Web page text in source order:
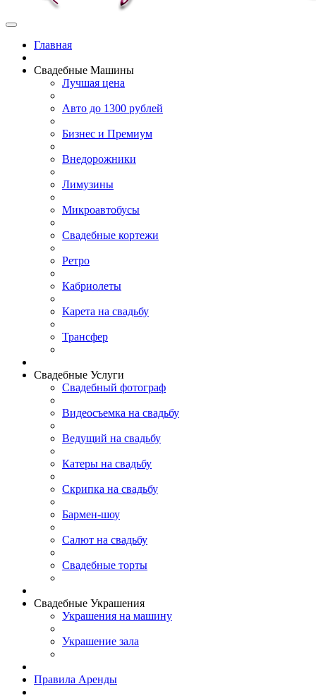
Главная
Свадебные Машины
Лучшая цена
Авто до 1300 рублей
Бизнес и Премиум
Внедорожники
Лимузины
Микроавтобусы
Свадебные кортежи
Ретро
Кабриолеты
Карета на свадьбу
Трансфер
Свадебные Услуги
Свадебный фотограф
Видеосъемка на свадьбу
Ведущий на свадьбу
Катеры на свадьбу
Скрипка на свадьбу
Бармен-шоу
Салют на свадьбу
Свадебные торты
Свадебные Украшения
Украшения на машину
Украшение зала
Правила Аренды